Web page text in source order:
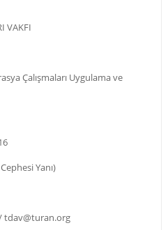
VAKFI
Çalışmaları Uygulama ve
Yanı)
tdav@turan.org